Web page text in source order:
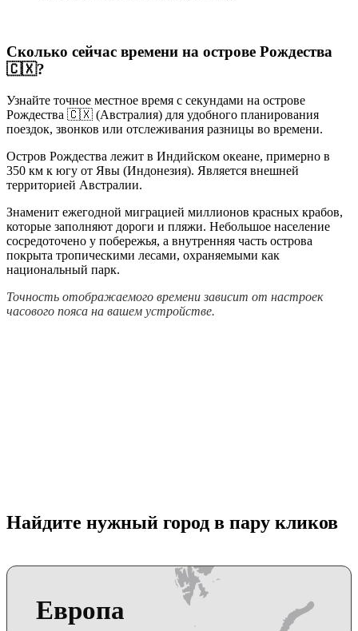
Сколько сейчас времени на острове Рождества
🇨🇽?
Узнайте точное местное время с секундами на острове
Рождества 🇨🇽 (Австралия) для удобного планирования
поездок, звонков или отслеживания разницы во времени.
Остров Рождества лежит в Индийском океане, примерно в
350 км к югу от Явы (Индонезия). Является внешней
территорией Австралии.
Знаменит ежегодной миграцией миллионов красных крабов,
которые заполняют дороги и пляжи. Небольшое население
сосредоточено у побережья, а внутренняя часть острова
покрыта тропическими лесами, охраняемыми как
национальный парк.
Точность отображаемого времени зависит от настроек
часового пояса на вашем устройстве.
Найдите нужный город в пару кликов
Европа